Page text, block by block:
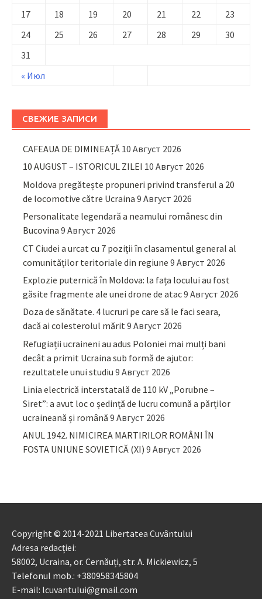
« Июл
17
18 19 20 21 22
23
24
25 26 27 28 29
30
31
СВЕЖИЕ ЗАПИСИ
CAFEAUA DE DIMINEAȚĂ 10 Август 2026
10 AUGUST – ISTORICUL ZILEI 10 Август 2026
Moldova pregătește propuneri privind transferul a 20
de locomotive către Ucraina 9 Август 2026
Personalitate legendară a neamului românesc din
Bucovina 9 Август 2026
CT Ciudei a urcat cu 7 poziții în clasamentul general al
comunităților teritoriale din regiune 9 Август 2026
Explozie puternică în Moldova: la fața locului au fost
găsite fragmente ale unei drone de atac9 Август 2026
Doza de sănătate. 4 lucruri pe care să le faci seara,
dacă ai colesterolul mărit9 Август 2026
Refugiații ucraineni au adus Poloniei mai mulți bani
decât a primit Ucraina sub formă de ajutor:
rezultatele unui studiu 9 Август 2026
Linia electrică interstatală de 110 kV „Porubne –
Siret”: a avut loc o ședință de lucru comună a părților
ucraineană și română 9 Август 2026
ANUL 1942. NIMICIREA MARTIRILOR ROMÂNI ÎN
FOSTA UNIUNE SOVIETICĂ (XI) 9 Август 2026
Copyright © 2014-2021 Libertatea Cuvântului
Adresa redacției:
58002, Ucraina, or. Cernăuți, str. A. Mickiewicz, 5
Telefonul mob.: +380958345804
E-mail: lcuvantului@gmail.com